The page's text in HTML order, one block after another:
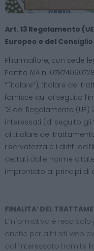
Art. 13 Regolamento
Europeo e del
Pharmafiore, con sede
Partita IVA n.
“Titolare”), titolare del
fornisce qui di seguito
13 del Regolamento (UE)
interessati (di seguito gli
di titolare del
riservatezza e i diritti
dettati dalle norme
improntato ai principi di
FINALITA’ DEL
L’informativa è resa
anche per altri siti web
dall’Interessato tramite